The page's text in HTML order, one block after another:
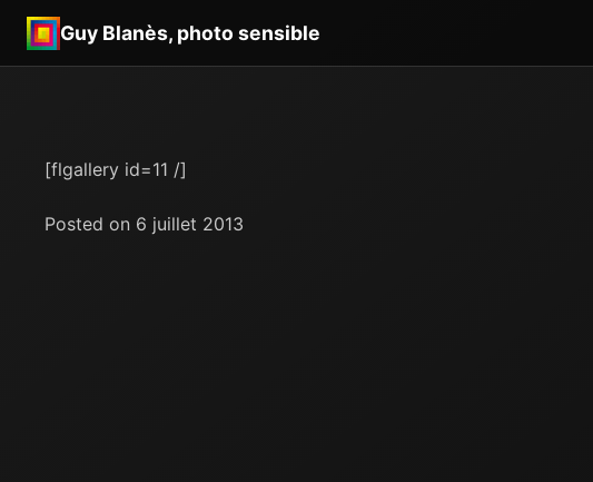
Guy Blanès, photo sensible
[flgallery id=11 /]
Posted on 6 juillet 2013